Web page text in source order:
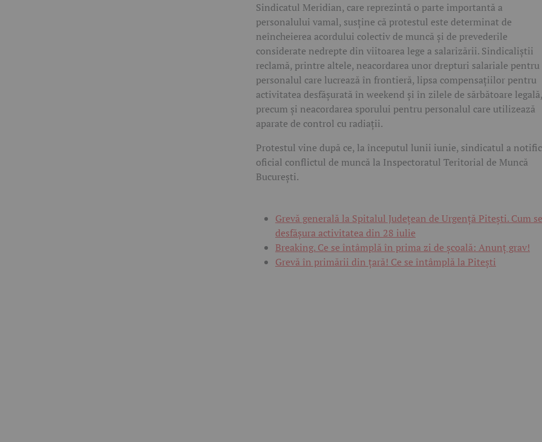
Sindicatul Meridian, care reprezintă o parte importantă a
personalului vamal, susține că protestul este determinat de
neîncheierea acordului colectiv de muncă și de prevederile
considerate nedrepte din viitoarea lege a salarizării. Sindicaliștii
reclamă, printre altele, neacordarea unor drepturi salariale pentru
personalul care lucrează în frontieră, lipsa compensațiilor pentru
activitatea desfășurată în weekend și în zilele de sărbătoare legală,
precum și neacordarea sporului pentru personalul care utilizează
aparate de control cu radiații.
Protestul vine după ce, la începutul lunii iunie, sindicatul a
oficial conflictul de muncă la Inspectoratul Teritorial de Muncă
București.
Grevă generală la Spitalul Județean de Urgență Pitești. Cum
desfășura activitatea din 28 iulie
Breaking. Ce se întâmplă în prima zi de școală: Anunț grav!
Grevă în primării din țară! Ce se întâmplă la Pitești